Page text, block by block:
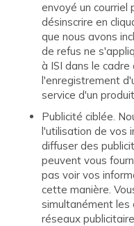
envoyé un courriel
désinscrire en
que nous avons
de refus ne
à ISI dans le
l'enregistrement
service d'un
Publicité ciblée.
l'utilisation de vos
diffuser des
peuvent vous
pas voir vos
cette manière.
simultanément les
réseaux